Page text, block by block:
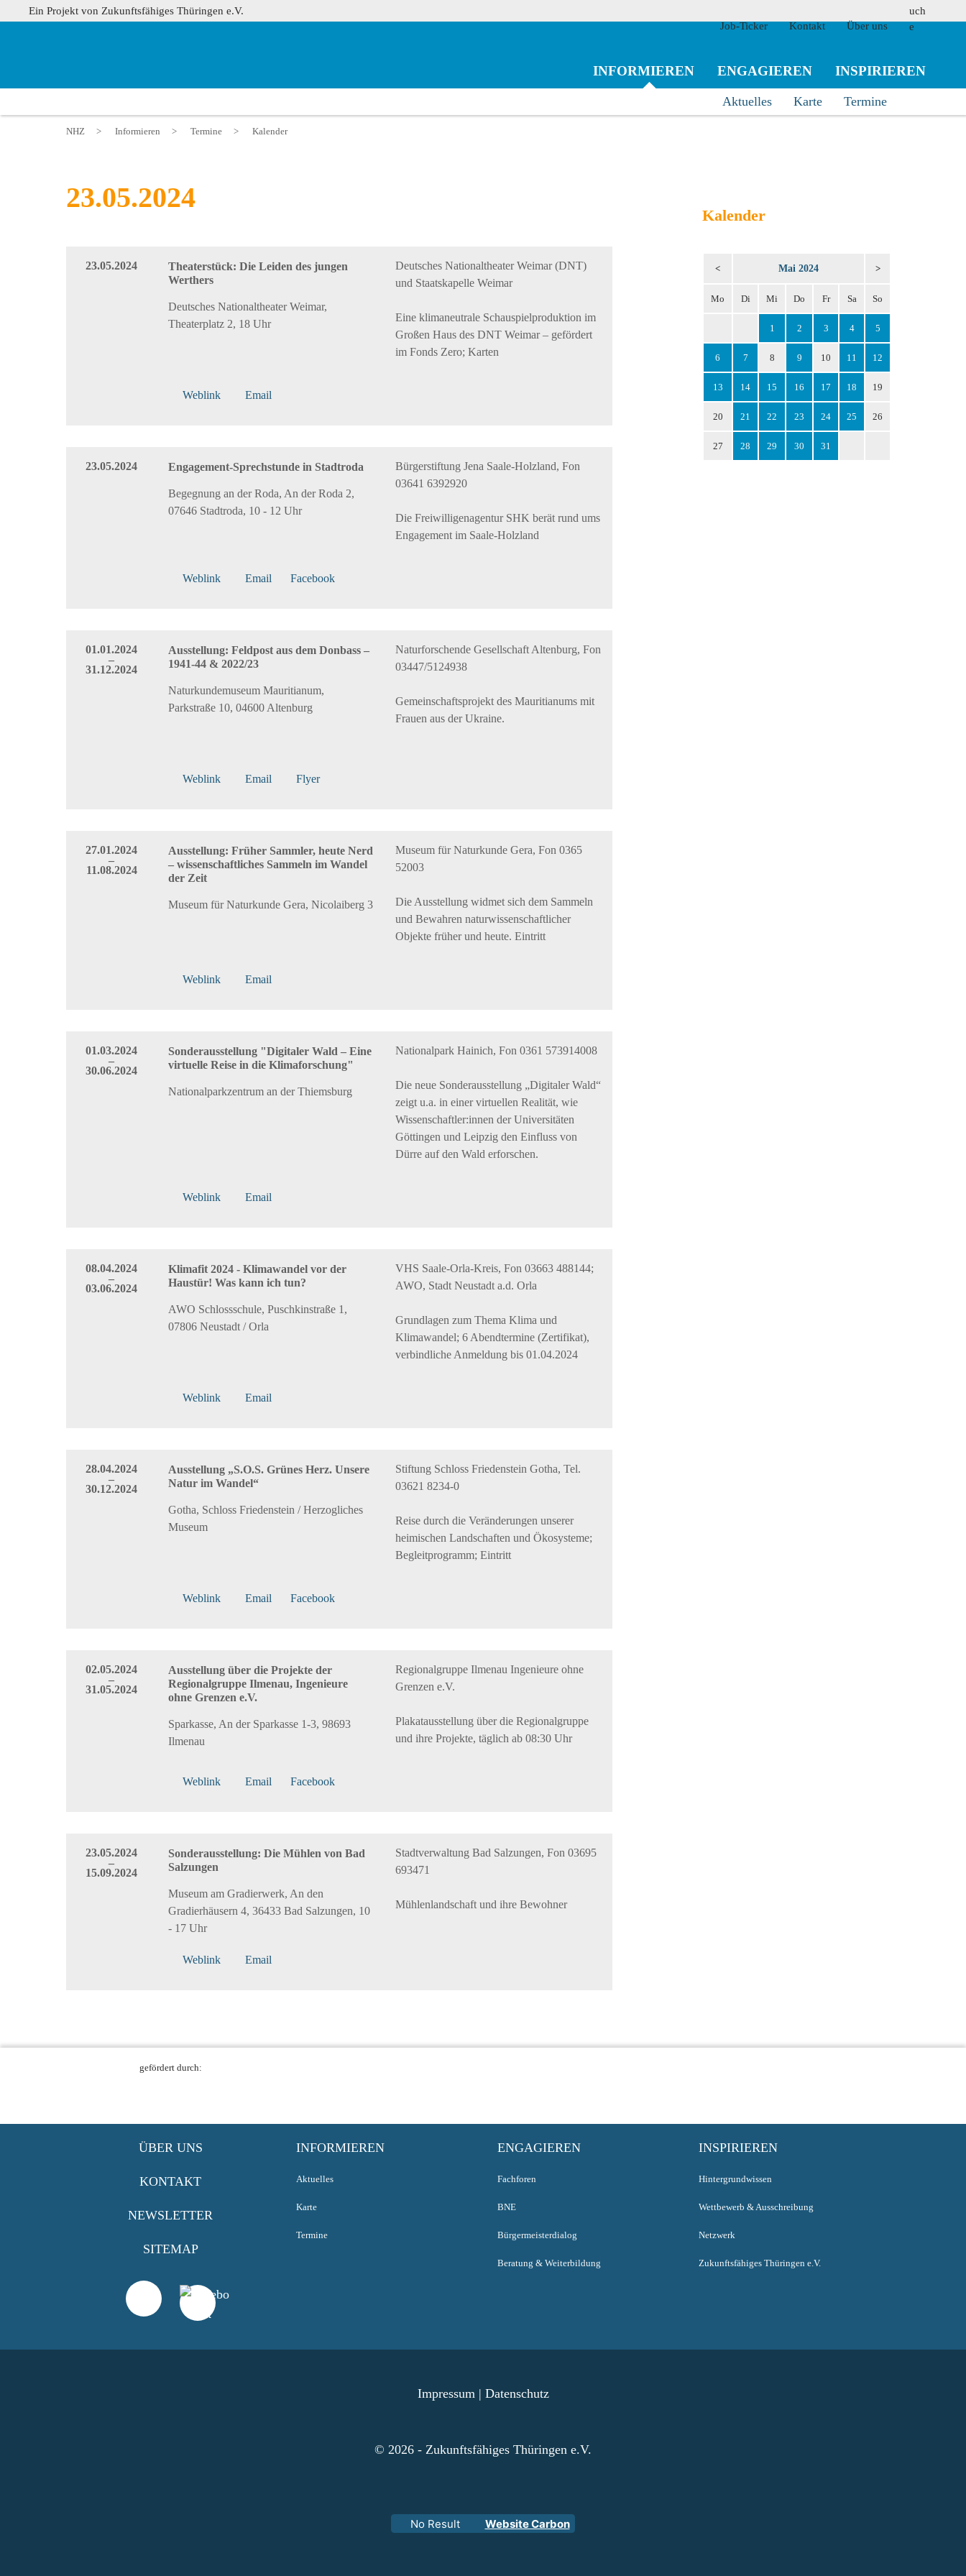
Ein Projekt von Zukunftsfähiges Thüringen e.V.
Job-Ticker
Kontakt Über uns
suchen
INFORMIEREN
Aktuelles Karte Termine
ENGAGIEREN INSPIRIEREN
NHZ > Informieren > Termine > Kalender
23.05.2024
01.01.2024
–
31.12.2024
Ausstellung: Feldpost aus dem Donbass –
1941-44 & 2022/23
Naturkundemuseum Mauritianum,
Parkstraße 10, 04600 Altenburg
Naturforschende Gesellschaft Altenburg, Fon
03447/5124938
Gemeinschaftsprojekt des Mauritianums mit
Frauen aus der Ukraine.
Weblink Email Flyer
27.01.2024
–
11.08.2024
Ausstellung: Früher Sammler, heute Nerd
– wissenschaftliches Sammeln im Wandel
der Zeit
Museum für Naturkunde Gera, Nicolaiberg 3
Museum für Naturkunde Gera, Fon 0365
52003
Die Ausstellung widmet sich dem Sammeln
und Bewahren naturwissenschaftlicher
Objekte früher und heute. Eintritt
Weblink Email
01.03.2024
–
30.06.2024
Sonderausstellung "Digitaler Wald – Eine
virtuelle Reise in die Klimaforschung"
Nationalparkzentrum an der Thiemsburg
Nationalpark Hainich, Fon 0361 573914008
Die neue Sonderausstellung „Digitaler Wald“
zeigt u.a. in einer virtuellen Realität, wie
Wissenschaftler:innen der Universitäten
Göttingen und Leipzig den Einfluss von
Dürre auf den Wald erforschen.
Weblink Email
08.04.2024
–
03.06.2024
Klimafit 2024 - Klimawandel vor der
Haustür! Was kann ich tun?
AWO Schlossschule, Puschkinstraße 1,
07806 Neustadt / Orla
VHS Saale-Orla-Kreis, Fon 03663 488144;
AWO, Stadt Neustadt a.d. Orla
Grundlagen zum Thema Klima und
Klimawandel; 6 Abendtermine (Zertifikat),
verbindliche Anmeldung bis 01.04.2024
Weblink Email
28.04.2024
–
30.12.2024
Ausstellung „S.O.S. Grünes Herz. Unsere
Natur im Wandel“
Gotha, Schloss Friedenstein / Herzogliches
Museum
Stiftung Schloss Friedenstein Gotha, Tel.
03621 8234-0
Reise durch die Veränderungen unserer
heimischen Landschaften und Ökosysteme;
Begleitprogramm; Eintritt
Weblink Email Facebook
02.05.2024
–
31.05.2024
Ausstellung über die Projekte der
Regionalgruppe Ilmenau, Ingenieure
ohne Grenzen e.V.
Sparkasse, An der Sparkasse 1-3, 98693
Ilmenau
Regionalgruppe Ilmenau Ingenieure ohne
Grenzen e.V.
Plakatausstellung über die Regionalgruppe
und ihre Projekte, täglich ab 08:30 Uhr
Weblink Email Facebook
23.05.2024
Theaterstück: Die Leiden des jungen
Werthers
Deutsches Nationaltheater Weimar,
Theaterplatz 2, 18 Uhr
Deutsches Nationaltheater Weimar (DNT)
und Staatskapelle Weimar
Eine klimaneutrale Schauspielproduktion im
Großen Haus des DNT Weimar – gefördert
im Fonds Zero; Karten
Weblink Email
23.05.2024 Engagement-Sprechstunde in Stadtroda
Begegnung an der Roda, An der Roda 2,
07646 Stadtroda, 10 - 12 Uhr
Bürgerstiftung Jena Saale-Holzland, Fon
03641 6392920
Die Freiwilligenagentur SHK berät rund ums
Engagement im Saale-Holzland
Weblink Email Facebook
23.05.2024
–
15.09.2024
Sonderausstellung: Die Mühlen von Bad
Salzungen
Museum am Gradierwerk, An den
Gradierhäusern 4, 36433 Bad Salzungen, 10
- 17 Uhr
Stadtverwaltung Bad Salzungen, Fon 03695
693471
Mühlenlandschaft und ihre Bewohner
Weblink Email
Kalender
< Mai 2024 >
Mo Di Mi Do Fr Sa So
1 2 3 4 5
6 7 8 9 10 11 12
13 14 15 16 17 18 19
20 21 22 23 24 25 26
27 28 29 30 31
gefördert durch:
ÜBER UNS
KONTAKT
NEWSLETTER
SITEMAP
INFORMIEREN
Aktuelles
Karte
Termine
ENGAGIEREN
Fachforen
BNE
Bürgermeisterdialog
Beratung & Weiterbildung
INSPIRIEREN
Hintergrundwissen
Wettbewerb & Ausschreibung
Netzwerk
Zukunftsfähiges Thüringen e.V.
Impressum| Datenschutz
© 2026 - Zukunftsfähiges Thüringen e.V.
No Result Website Carbon